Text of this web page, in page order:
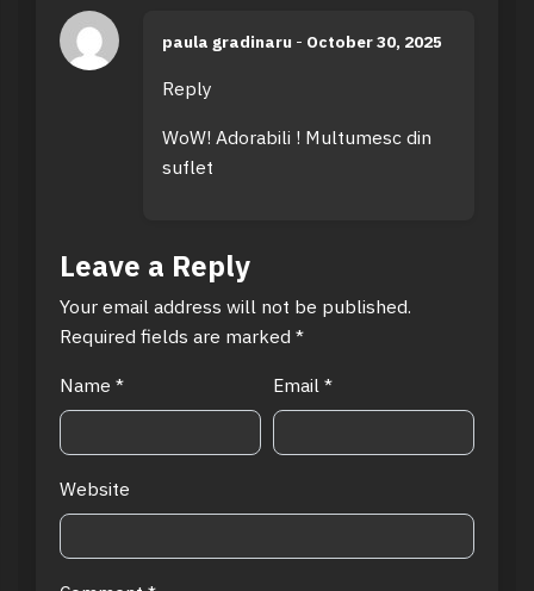
paula gradinaru - October 30, 2025
Reply
WoW! Adorabili ! Multumesc din
suflet
Leave a Reply
Your email address will not be published.
Required fields are marked *
Name * Email *
Website